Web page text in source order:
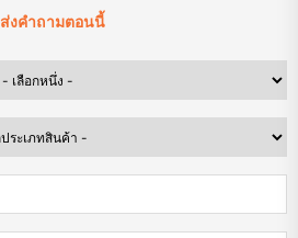
ส่งคำถามตอนนี้